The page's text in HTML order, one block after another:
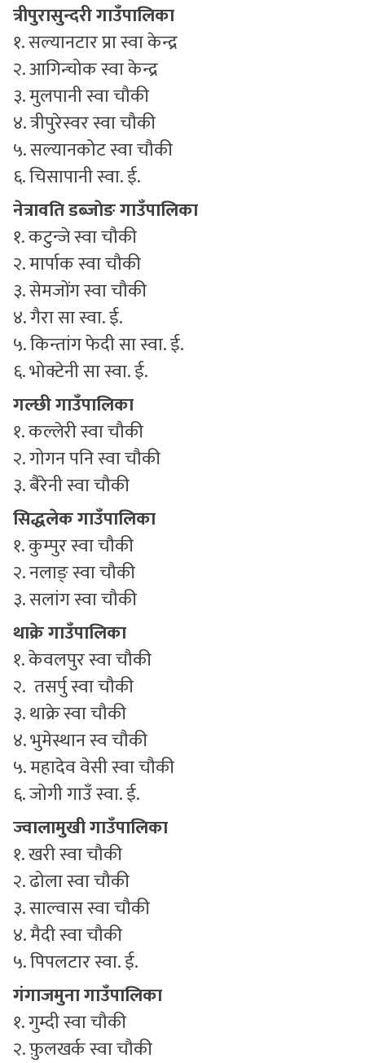
त्रीपुरासुन्दरी गाउँपालिका
१. सल्यानटार प्रा स्वा केन्द्र
२. आगिन्चोक स्वा केन्द्र
३. मुलपानी स्वा चौकी
४. त्रीपुरेस्वर स्वा चौकी
५. सल्यानकोट स्वा चौकी
६. चिसापानी स्वा. ई.
नेत्रावति डब्जाेङ गाउँपालिका
१. कटुन्जे स्वा चौकी
२. मार्पाक स्वा चौकी
३. सेमजोंग स्वा चौकी
४. गैरा सा स्वा. ई.
५. किन्तांग फेदी सा स्वा. ई.
६. भोक्टेनी सा स्वा. ई.
गल्छी गाउँपालिका
१. कल्लेरी स्वा चौकी
२. गोगन पनि स्वा चौकी
३. बैरेनी स्वा चौकी
सिद्धलेक गाउँपालिका
१. कुम्पुर स्वा चौकी
२. नलाङ् स्वा चौकी
३. सलांग स्वा चौकी
थाक्रे गाउँपालिका
१. केवलपुर स्वा चौकी
२. तसर्पु स्वा चौकी
३. थाक्रे स्वा चौकी
४. भुमेस्थान स्व चौकी
५. महादेव वेसी स्वा चौकी
६. जोगी गाउँ स्वा. ई.
ज्वालामुखी गाउँपालिका
१. खरी स्वा चौकी
२. ढोला स्वा चौकी
३. साल्वास स्वा चौकी
४. मैदी स्वा चौकी
५. पिपलटार स्वा. ई.
गंगाजमुना गाउँपालिका
१. गुम्दी स्वा चौकी
२. फ़ुलखर्क स्वा चौकी